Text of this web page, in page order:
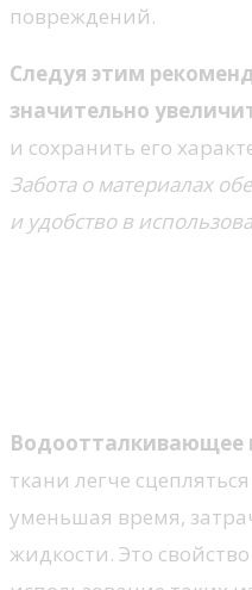
повреждений.
Следуя этим
значительно
и сохранить его
Забота о материалах
и удобство в
Водоотталкивающее
ткани легче
уменьшая время,
жидкости. Это